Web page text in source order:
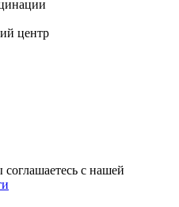
центр
с нашей